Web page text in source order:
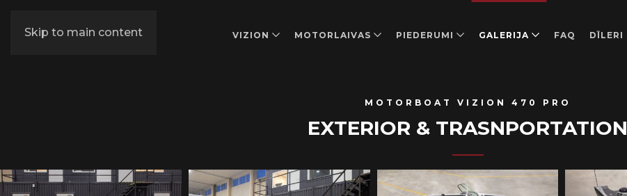
Skip to main content VIZION MOTORLAIVAS PIEDERUMI GALERIJA FAQ DĪLERI
MOTORBOAT VIZION 470 PRO
EXTERIOR & TRASNPORTATION